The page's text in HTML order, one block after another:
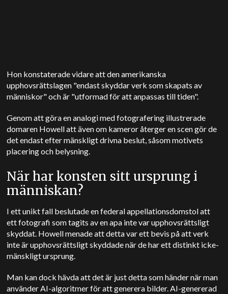
Hon konstaterade vidare att den amerikanska
upphovsrättslagen "endast skyddar verk som skapats av
människor" och är "utformad för att anpassas till tiden".
Genom att göra en analogi med fotografering illustrerade
domaren Howell att även om kameror återger en scen gör de
det endast efter mänskligt drivna beslut, såsom motivets
placering och belysning.
När har konsten sitt ursprung i
människan?
I ett unikt fall beslutade en federal appellationsdomstol att
ett fotografi som tagits av en apa inte var upphovsrättsligt
skyddat. Howell menade att detta var ett bevis på att verk
inte är upphovsrättsligt skyddade när de har ett distinkt icke-
mänskligt ursprung.
Man kan dock hävda att det är just detta som händer när man
använder AI-algoritmer för att generera bilder. AI-genererad